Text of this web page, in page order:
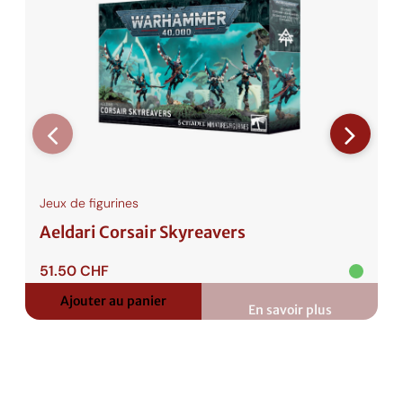
Jeux de figurines
Aeldari Corsair Skyreavers
51.50CHF
Ajouter au panier
En savoir plus
: